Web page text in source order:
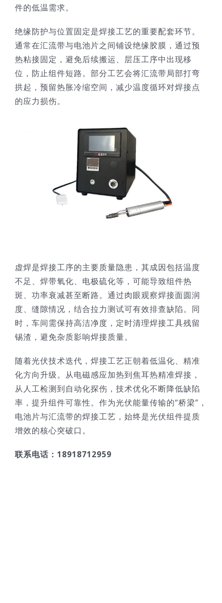
件的低温需求。
绝缘防护与位置固定是焊接工艺的重要配套环节。
通常在汇流带与电池片之间铺设绝缘胶膜，通过预
热粘接固定，避免后续搬运、层压工序中出现移
位，防止组件短路。部分工艺会将汇流带局部打弯
拱起，预留热胀冷缩空间，减少温度循环对焊接点
的应力损伤。
虚焊是焊接工序的主要质量隐患，其成因包括温度
不足、焊带氧化、电极硫化等，可能导致组件热
斑、功率衰减甚至断路。通过肉眼观察焊接面圆润
度、缝隙情况，结合拉力测试可有效排查缺陷。同
时，车间需保持高洁净度，定时清理焊接工具残留
锡渣，避免杂质影响焊接质量。
随着光伏技术迭代，焊接工艺正朝着低温化、精准
化方向升级。从电磁感应加热到焦耳热精准焊接，
从人工检测到自动化探伤，技术优化不断降低缺陷
率，提升组件可靠性。作为光伏能量传输的“桥梁”，
电池片与汇流带的焊接工艺，始终是光伏组件提质
增效的核心突破口。
联系电话：18918712959